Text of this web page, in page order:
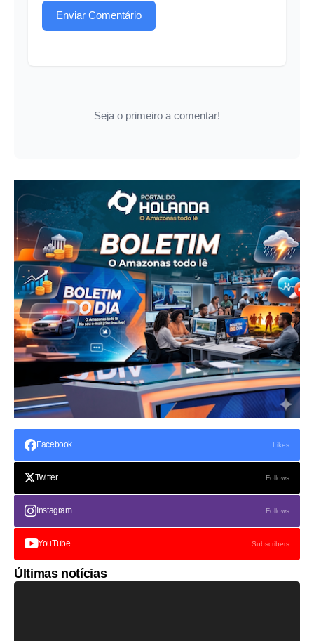
Enviar Comentário
Seja o primeiro a comentar!
Facebook Likes
Twitter Follows
Instagram Follows
YouTube Subscribers
Últimas notícias